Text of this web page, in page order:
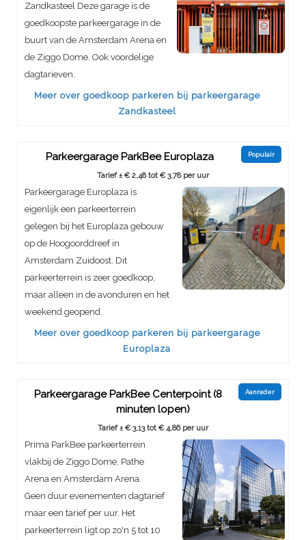
Zandkasteel Deze garage is de
goedkoopste parkeergarage in de
buurt van de Amsterdam Arena en
de Ziggo Dome. Ook voordelige
dagtarieven.
Meer over goedkoop parkeren bij parkeergarage
Zandkasteel
Populair
Parkeergarage ParkBee Europlaza
Tarief ± € 2,48 tot € 3,78 per uur
Parkeergarage Europlaza is
eigenlijk een parkeerterrein
gelegen bij het Europlaza gebouw
op de Hoogoorddreef in
Amsterdam Zuidoost. Dit
parkeerterrein is zeer goedkoop,
maar alleen in de avonduren en het
weekend geopend.
Meer over goedkoop parkeren bij parkeergarage
Europlaza
Aanrader
Parkeergarage ParkBee Centerpoint (8
minuten lopen)
Tarief ± € 3,13 tot € 4,86 per uur
Prima ParkBee parkeerterrein
vlakbij de Ziggo Dome, Pathe
Arena en Amsterdam Arena.
Geen duur evenementen dagtarief
maar een tarief per uur. Het
parkeerterrein ligt op zo'n 5 tot 10